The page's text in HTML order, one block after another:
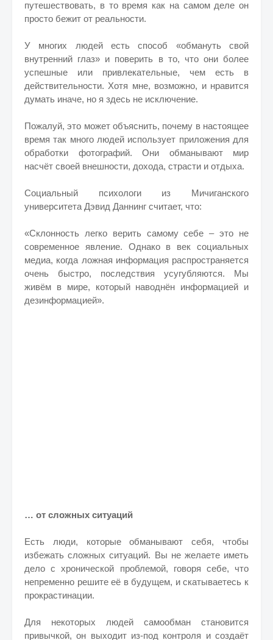
путешествовать, в то время как на самом деле он
просто бежит от реальности.
У многих людей есть способ «обмануть свой
внутренний глаз» и поверить в то, что они более
успешные или привлекательные, чем есть в
действительности. Хотя мне, возможно, и нравится
думать иначе, но я здесь не исключение.
Пожалуй, это может объяснить, почему в настоящее
время так много людей использует приложения для
обработки фотографий. Они обманывают мир
насчёт своей внешности, дохода, страсти и отдыха.
Социальный психологи из Мичиганского
университета Дэвид Даннинг считает, что:
«Склонность легко верить самому себе – это не
современное явление. Однако в век социальных
медиа, когда ложная информация распространяется
очень быстро, последствия усугубляются. Мы
живём в мире, который наводнён информацией и
дезинформацией».
… от сложных ситуаций
Есть люди, которые обманывают себя, чтобы
избежать сложных ситуаций. Вы не желаете иметь
дело с хронической проблемой, говоря себе, что
непременно решите её в будущем, и скатываетесь к
прокрастинации.
Для некоторых людей самообман становится
привычкой, он выходит из-под контроля и создаёт